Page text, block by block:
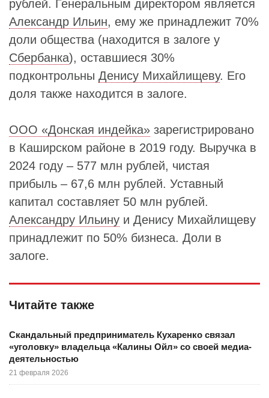
рублей. Генеральным директором является
Александр Ильин, ему же принадлежит 70%
доли общества (находится в залоге у
Сбербанка), оставшиеся 30%
подконтрольны Денису Михайлищеву. Его
доля также находится в залоге.
ООО «Донская индейка» зарегистрировано
в Каширском районе в 2019 году. Выручка в
2024 году – 577 млн рублей, чистая
прибыль – 67,6 млн рублей. Уставный
капитал составляет 50 млн рублей.
Александру Ильину и Денису Михайлищеву
принадлежит по 50% бизнеса. Доли в
залоге.
Читайте также
Скандальный предприниматель Кухаренко связал
«уголовку» владельца «Калины Ойл» со своей медиа-
деятельностью
21 февраля 2026